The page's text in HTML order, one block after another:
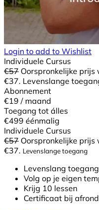
Login to add to Wishlist
Individuele Cursus
€57 Oorspronkelijke prijs
€37. Levenslange
Abonnement
€19 / maand
Toegang tot álles
€499 éénmalig
Individuele Cursus
€57 Oorspronkelijke prijs
€37. Levenslange toegang
Levenslang
Volg op je eigen
Krijg 10 lessen
Certificaat bij